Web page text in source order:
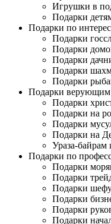
Игрушки в
Подарки
Подарки по
Подарки
Подарки
Подарки
Подарки
Подарки
Подарки верующим
Подарки
Подарки на
Подарки
Подарки на
Ураза-
Подарки по
Подарки
Подарки
Подарки
Подарки
Подарки
Подарки